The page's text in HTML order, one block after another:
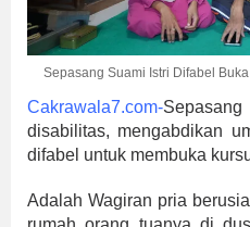
Sepasang Suami Istri Difabel
Cakrawala7.com-
disabilitas, mengabdikan
difabel untuk membuka
Adalah Wagiran pria